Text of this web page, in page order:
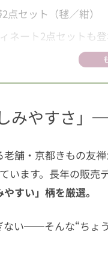
点セット（毬／紺）
ネート2点セットも登
レート浴衣」2WAYで
場所は？購入前にチ
みやすさ
舗・京都きもの友
います。長年の販売
すい」柄を厳選。
ない──そんな“ちょ